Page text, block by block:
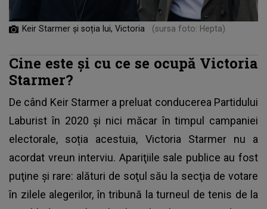
Keir Starmer și soția lui, Victoria (sursa foto: Hepta)
Cine este și cu ce se ocupă Victoria
Starmer?
De când Keir Starmer a preluat conducerea Partidului
Laburist în 2020 şi nici măcar în timpul campaniei
electorale, soția acestuia, Victoria Starmer nu a
acordat vreun interviu. Apariţiile sale publice au fost
puţine şi rare: alături de soţul său la secţia de votare
în zilele alegerilor, în tribună la turneul de tenis de la